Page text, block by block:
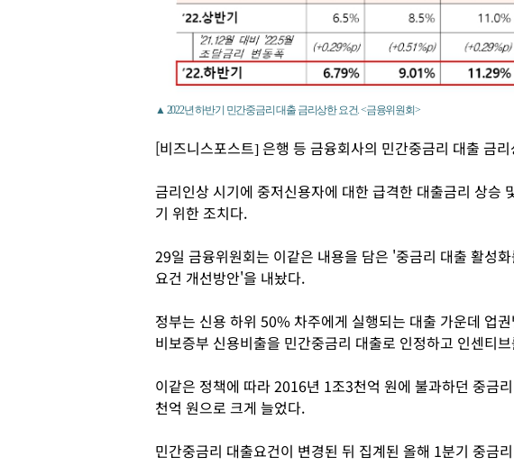
▲ 2022년 하반기 민간중금리 대출 금리상한 요건. <금융위원회>
[비즈니스포스트] 은행 등 금융회사의 민간중금리 대출 금
금리인상 시기에 중저신용자에 대한 급격한 대출금리 상승
기 위한 조치다.
29일 금융위원회는 이같은 내용을 담은 '중금리 대출 활성
요건 개선방안'을 내놨다.
정부는 신용 하위 50% 차주에게 실행되는 대출 가운데 업
비보증부 신용비출을 민간중금리 대출로 인정하고 인센티
이같은 정책에 따라 2016년 1조3천억 원에 불과하던 중금
천억 원으로 크게 늘었다.
민간중금리 대출요건이 변경된 뒤 집계된 올해 1분기 중금